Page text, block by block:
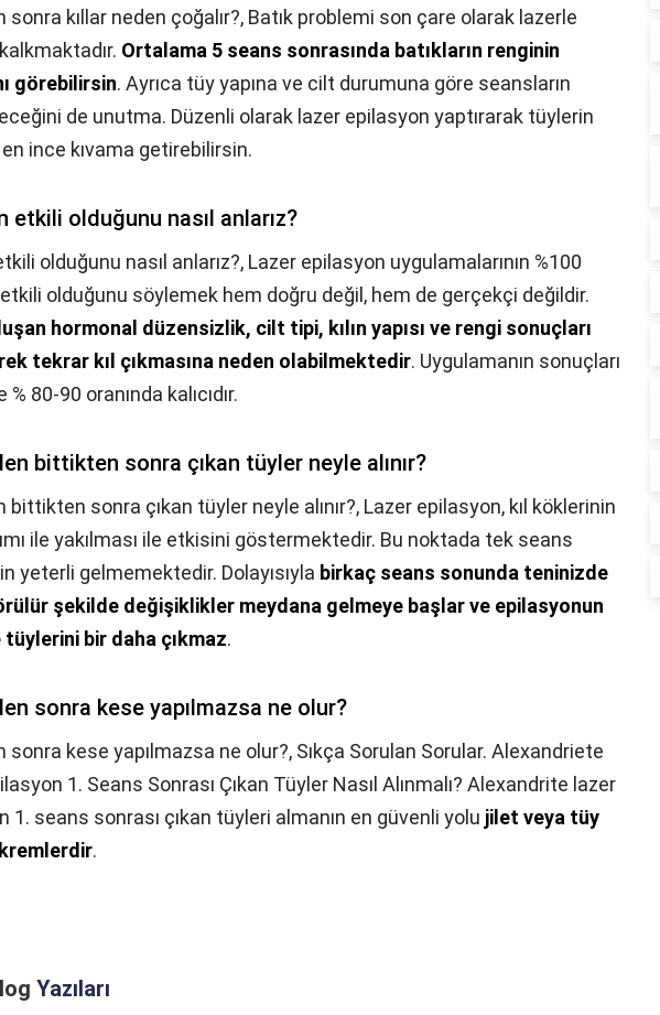
sonra kıllar neden çoğalır?, Batık problemi son çare olarak lazerle
Ortalama 5 seans sonrasında batıkların renginin
görebilirsin. Ayrıca tüy yapına ve cilt durumuna göre seansların
de unutma. Düzenli olarak lazer epilasyon yaptırarak tüylerin
ince kıvama getirebilirsin.
etkili olduğunu nasıl anlarız?
olduğunu nasıl anlarız?, Lazer epilasyon uygulamalarının %100
etkili olduğunu söylemek hem doğru değil, hem de gerçekçi değildir.
hormonal düzensizlik, cilt tipi, kılın yapısı ve rengi sonuçları
tekrar kıl çıkmasına neden olabilmektedir. Uygulamanın sonuçları
80-90 oranında kalıcıdır.
bittikten sonra çıkan tüyler neyle alınır?
bittikten sonra çıkan tüyler neyle alınır?, Lazer epilasyon, kıl köklerinin
ile yakılması ile etkisini göstermektedir. Bu noktada tek seans
yeterli gelmemektedir. Dolayısıyla birkaç seans sonunda teninizde
şekilde değişiklikler meydana gelmeye başlar ve epilasyonun
bir daha çıkmaz.
sonra kese yapılmazsa ne olur?
sonra kese yapılmazsa ne olur?, Sıkça Sorulan Sorular. Alexandriete
1. Seans Sonrası Çıkan Tüyler Nasıl Alınmalı? Alexandrite lazer
1. seans sonrası çıkan tüyleri almanın en güvenli yolu jilet veya tüy
.
Yazıları